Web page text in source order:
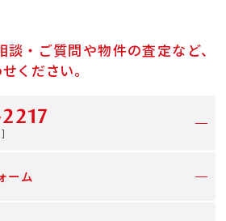
・ご質問や物件の査定など、
ください。
ーム